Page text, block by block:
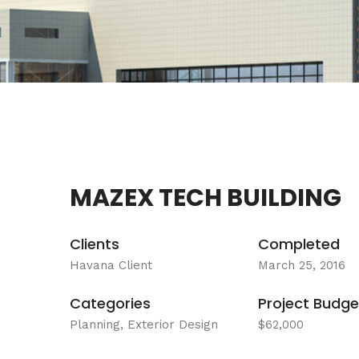
MAZEX TECH BUILDING
Clients
Havana Client
Completed
March 25, 2016
Categories
Planning, Exterior Design
Project
$62,000